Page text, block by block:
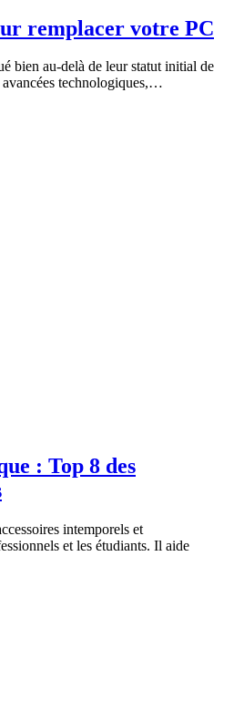
remplacer votre PC
bien au-delà de leur statut initial de
avancées technologiques,…
: Top 8 des
intemporels et
et les étudiants. Il aide